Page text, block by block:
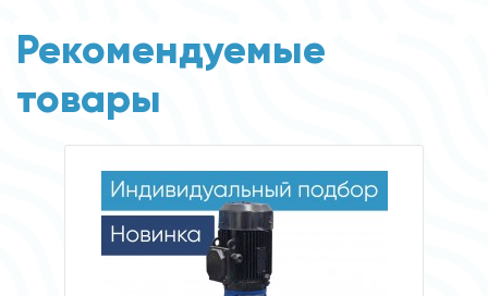
Рекомендуемые
товары